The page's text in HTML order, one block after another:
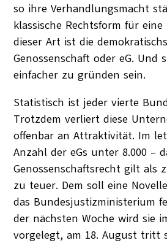
so ihre Verhandlungsmacht
klassische Rechtsform für
dieser Art ist die
Genossenschaft oder eG. Und
einfacher zu gründen sein.
Statistisch ist jeder vierte
Trotzdem verliert diese
offenbar an Attraktivität. Im
Anzahl der eGs unter 8.000 –
Genossenschaftsrecht gilt als
zu teuer. Dem soll eine
das Bundesjustizministerium
der nächsten Woche wird sie
vorgelegt, am 18. August tritt